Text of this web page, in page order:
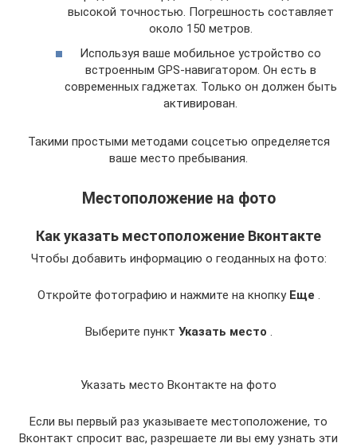
высокой точностью. Погрешность составляет
около 150 метров.
Используя ваше мобильное устройство со
встроенным GPS-навигатором. Он есть в
современных гаджетах. Только он должен быть
активирован.
Такими простыми методами соцсетью определяется
ваше место пребывания.
Местоположение на фото
Как указать местоположение Вконтакте
Чтобы добавить информацию о геоданных на фото:
Откройте фотографию и нажмите на кнопку Еще .
Выберите пункт Указать место .
Указать место Вконтакте на фото
Если вы первый раз указываете местоположение, то
Вконтакт спросит вас, разрешаете ли вы ему узнать эти